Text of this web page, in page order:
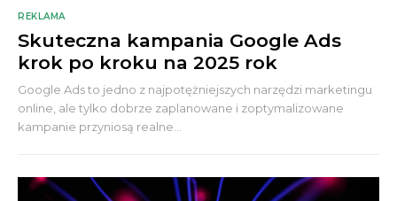
REKLAMA
Skuteczna kampania Google Ads
krok po kroku na 2025 rok
Google Ads to jedno z najpotężniejszych narzędzi marketingu
online, ale tylko dobrze zaplanowane i zoptymalizowane
kampanie przyniosą realne...